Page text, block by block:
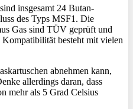
insgesamt 24 Butan-
des Typs MSF1. Die
Gas sind TÜV geprüft und
besteht mit vielen
abnehmen kann,
allerdings daran, dass
mehr als 5 Grad Celsius